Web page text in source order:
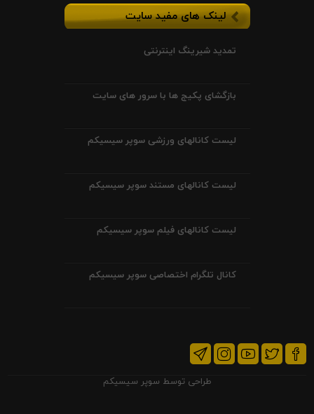
لینک های مفید سایت
تمدید شیرینگ اینترنتی
بازگشای پکیج ها با سرور های سایت
لیست کانالهای ورزشی سوپر سیسیکم
لیست کانالهای مستند سوپر سیسیکم
لیست کانالهای فیلم سوپر سیسیکم
کانال تلگرام اختصاصی سوپر سیسیکم
طراحی توسط سوپر سیسیکم